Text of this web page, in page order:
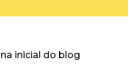
inicial do blog